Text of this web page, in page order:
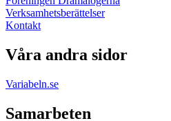
Verksamhetsberättelser
Kontakt
Våra andra sidor
Variabeln.se
Samarbeten